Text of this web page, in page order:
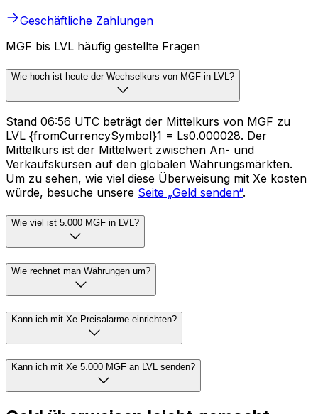
Geschäftliche Zahlungen
MGF bis LVL häufig gestellte Fragen
Wie hoch ist heute der Wechselkurs von MGF in LVL?
Stand 06:56 UTC beträgt der Mittelkurs von MGF zu
LVL {fromCurrencySymbol}1 = Ls0.000028. Der
Mittelkurs ist der Mittelwert zwischen An- und
Verkaufskursen auf den globalen Währungsmärkten.
Um zu sehen, wie viel diese Überweisung mit Xe kosten
würde, besuche unsere Seite „Geld senden“.
Wie viel ist 5.000 MGF in LVL?
Wie rechnet man Währungen um?
Kann ich mit Xe Preisalarme einrichten?
Kann ich mit Xe 5.000 MGF an LVL senden?